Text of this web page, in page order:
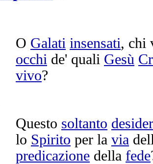
O Galati insensati, chi
occhi de' quali Gesù
vivo?
Questo soltanto
lo Spirito per la via
predicazione della fede